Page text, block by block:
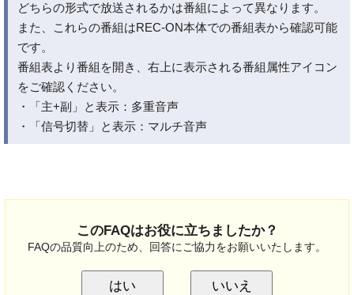
どちらの形式で放送されるかは番組によって異なります。
また、これらの番組はREC-ON本体での番組表から確認可能
です。
番組表より番組を開き、右上に表示される番組属性アイコン
をご確認ください。
・「主+副」と表示：多重音声
・「信号切替」と表示：マルチ音声
このFAQはお役に立ちましたか？
FAQの品質向上のため、回答にご協力をお願いいたします。
はい いいえ